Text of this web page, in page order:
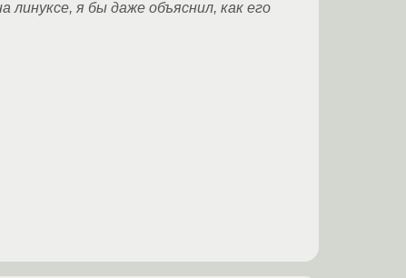
линуксе, я бы даже объяснил, как его